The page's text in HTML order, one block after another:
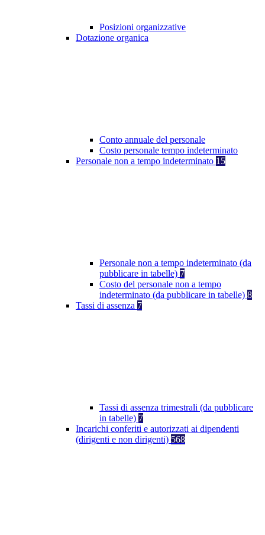
Posizioni organizzative
Dotazione organica
Conto annuale del personale
Costo personale tempo indeterminato
Personale non a tempo indeterminato 15
Personale non a tempo indeterminato (da
pubblicare in tabelle) 7
Costo del personale non a tempo
indeterminato (da pubblicare in tabelle) 8
Tassi di assenza 7
Tassi di assenza trimestrali (da pubblicare
in tabelle) 7
Incarichi conferiti e autorizzati ai dipendenti
(dirigenti e non dirigenti) 568